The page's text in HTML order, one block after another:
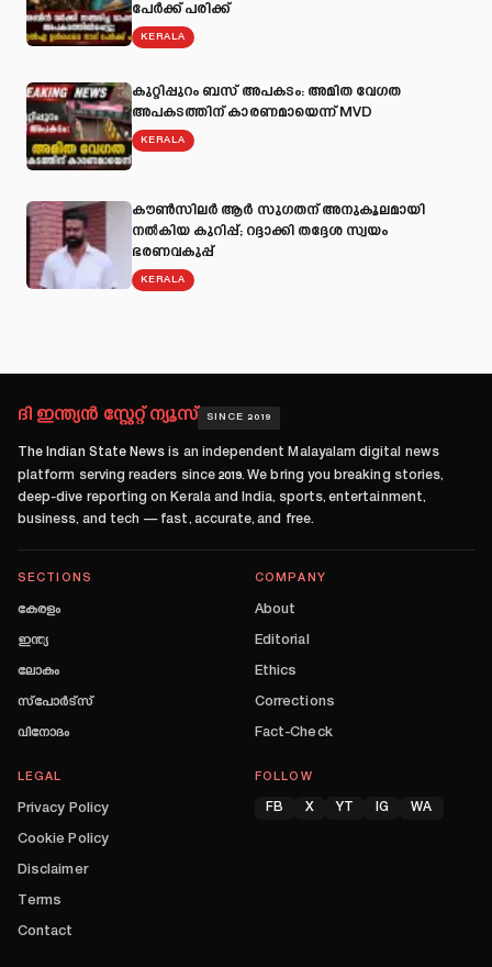
പേര്‍ക്ക് പരിക്ക്
KERALA
കുറ്റിപ്പുറം ബസ് അപകടം: അമിത വേഗത
അപകടത്തിന് കാരണമായെന്ന് MVD
KERALA
കൗൺസിലർ ആർ സുഗതന് അനുകൂലമായി
നല്‍കിയ കുറിപ്പ്; റദ്ദാക്കി തദ്ദേശ സ്വയം
ഭരണവകുപ്പ്
KERALA
ദി ഇന്ത്യൻ സ്റ്റേറ്റ് ന്യൂസ് SINCE 2019
The Indian State News is an independent Malayalam digital news
platform serving readers since 2019. We bring you breaking stories,
deep-dive reporting on Kerala and India, sports, entertainment,
business, and tech — fast, accurate, and free.
SECTIONS
കേരളം
ഇന്ത്യ
ലോകം
സ്പോർട്സ്
വിനോദം
COMPANY
About
Editorial
Ethics
Corrections
Fact-Check
LEGAL
Privacy Policy
Cookie Policy
Disclaimer
Terms
Contact
FOLLOW
FB X YT IG WA